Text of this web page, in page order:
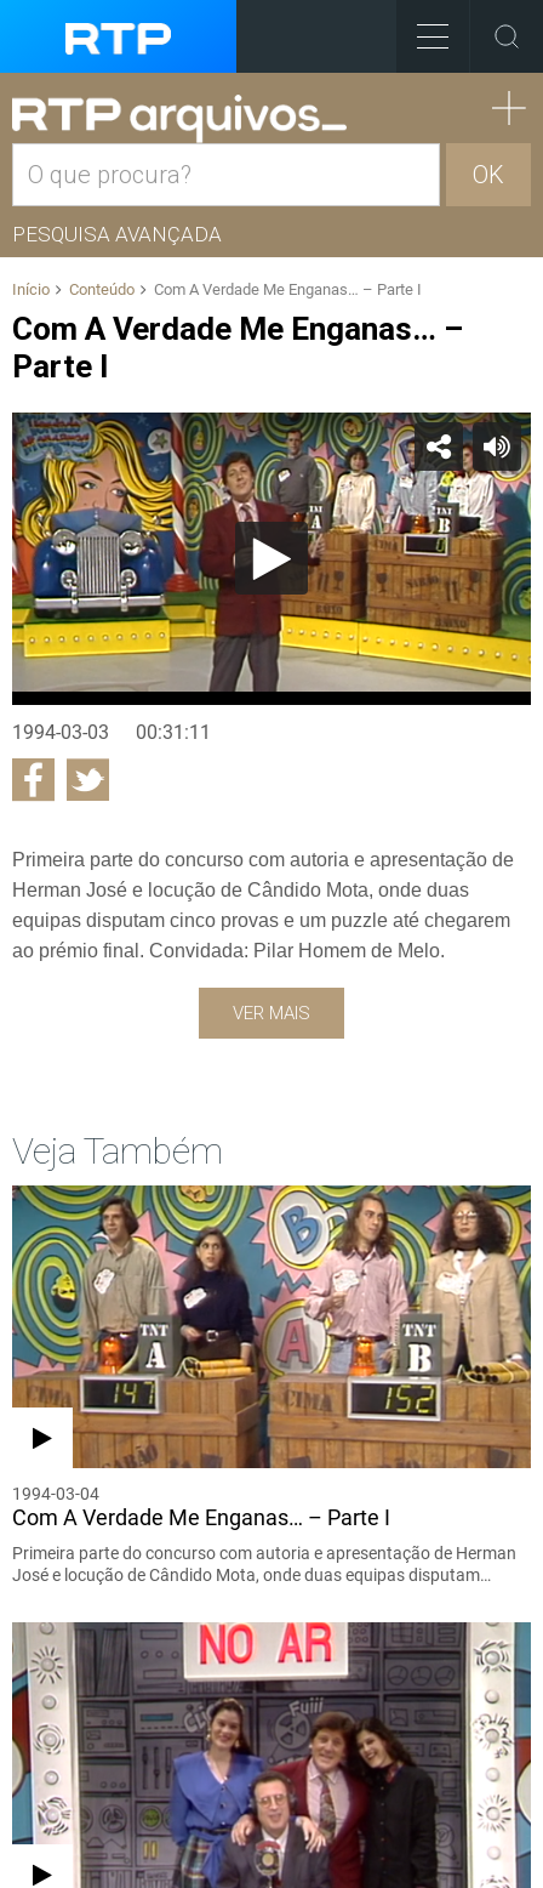
OK
PESQUISA AVANÇADA
Início Conteúdo Com A Verdade Me Enganas… – Parte I
Com A Verdade Me Enganas… –
Parte I
1994-03-03 00:31:11
Primeira parte do concurso com autoria e apresentação de
Herman José e locução de Cândido Mota, onde duas
equipas disputam cinco provas e um puzzle até chegarem
ao prémio final. Convidada: Pilar Homem de Melo.
VER MAIS
Veja Também
1994-03-04
Com A Verdade Me Enganas… – Parte I
Primeira parte do concurso com autoria e apresentação de Herman
José e locução de Cândido Mota, onde duas equipas disputam…